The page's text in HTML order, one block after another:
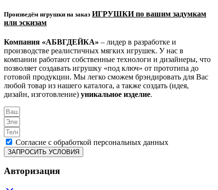
Произведём игрушки на заказ ИГРУШКИ по вашим задумкам
или эскизам
Компания «АБВГДЕЙКА» – лидер в разработке и
производстве реалистичных мягких игрушек. У нас в
компании работают собственные технологи и дизайнеры, что
позволяет создавать игрушку «под ключ» от прототипа до
готовой продукции. Мы легко сможем брэндировать для Вас
любой товар из нашего каталога, а также создать (идея,
дизайн, изготовление) уникальное изделие.
Согласие с обработкой персональных данных
ЗАПРОСИТЬ УСЛОВИЯ
Авторизация